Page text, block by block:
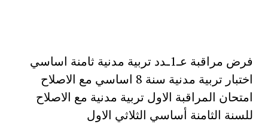
فرض مراقبة عـ1ـدد تربية مدنية ثامنة اساسي
اختبار تربية مدنية سنة 8 اساسي مع الاصلاح
امتحان المراقبة الاول تربية مدنية مع الاصلاح
للسنة الثامنة أساسي الثلاثي الاول